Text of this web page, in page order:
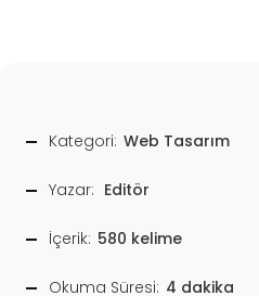
Kategori: Web Tasarım
Yazar: Editör
İçerik: 580 kelime
Okuma Süresi: 4 dakika